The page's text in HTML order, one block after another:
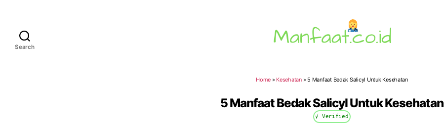
Search
Home » Kesehatan» 5 Manfaat Bedak Salicyl Untuk Kesehatan
5 Manfaat Bedak Salicyl Untuk Kesehatan
√ Verified